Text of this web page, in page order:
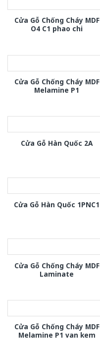
Cửa Gỗ Chống Cháy MDF
O4 C1 phao chi
Cửa Gỗ Chống Cháy MDF
Melamine P1
Cửa Gỗ Hàn Quốc 2A
Cửa Gỗ Hàn Quốc 1PNC1
Cửa Gỗ Chống Cháy MDF
Laminate
Cửa Gỗ Chống Cháy MDF
Melamine P1 van kem